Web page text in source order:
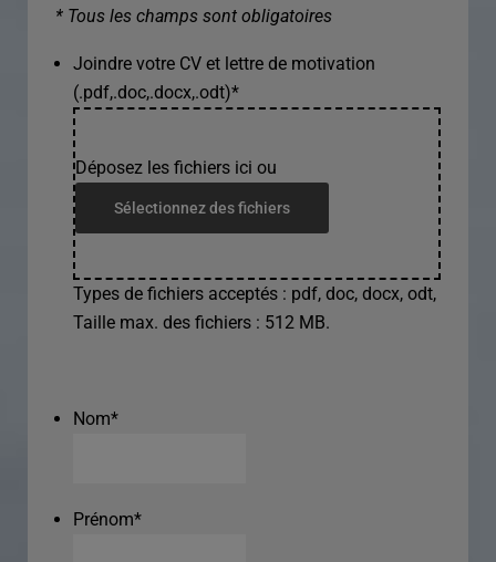
* Tous les champs sont obligatoires
Joindre votre CV et lettre de motivation
(.pdf,.doc,.docx,.odt)*
Déposez les fichiers ici ou
Sélectionnez des fichiers
Types de fichiers acceptés : pdf, doc, docx, odt,
Taille max. des fichiers : 512 MB.
Nom*
Prénom*